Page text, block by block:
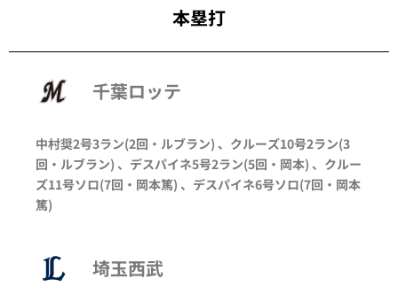
本塁打
千葉ロッテ
中村奨2号3ラン(2回・ ルブラン) 、 クルーズ10号2ラン(3
回・ ルブラン) 、 デスパイネ5号2ラン(5回・ 岡本) 、 クルー
ズ11号ソロ(7回・ 岡本篤) 、 デスパイネ6号ソロ(7回・ 岡本
篤)
埼玉西武